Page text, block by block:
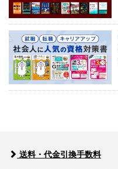
送料・代金引換手数料